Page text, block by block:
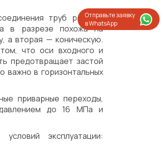
Отправьте заявку
в WhatsApp
труб разного
в разрезе похожа на
а вторая — коническую.
что оси входного и
предотвращает застой
важно в горизонтальных
приварные переходы,
давлением до 16 МПа и
эксплуатации: